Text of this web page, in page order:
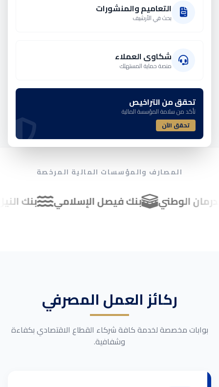
التعاميم والمنشورات
بحث في الأرشيف
شكاوى العملاء
منصة حماية المستهلك
تحقق من التراخيص
تأكد من سلامة المؤسسة المالية
تحقق الآن
المصارف والمؤسسات المالية المرخصة
الوطني بنك فيصل الإسلامي بنك النيل
ركائز العمل المصرفي
بوابات مخصصة لخدمة كافة شركاء القطاع الاقتصادي بكفاءة
وشفافية.